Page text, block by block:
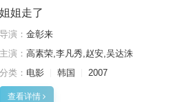
姐姐走了
导演： 金彰来
主演： 高素荣,李凡秀,赵安,吴达洙
分类： 电影 韩国 2007
查看详情